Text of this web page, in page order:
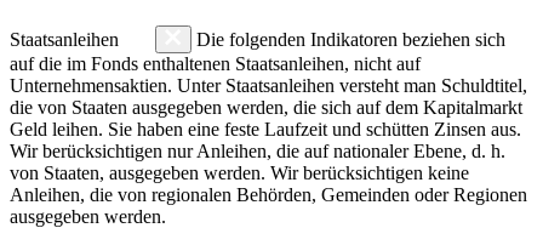
Staatsanleihen
Die folgenden Indikatoren beziehen sich
auf die im Fonds enthaltenen Staatsanleihen, nicht auf
Unternehmensaktien. Unter Staatsanleihen versteht man Schuldtitel,
die von Staaten ausgegeben werden, die sich auf dem Kapitalmarkt
Geld leihen. Sie haben eine feste Laufzeit und schütten Zinsen aus.
Wir berücksichtigen nur Anleihen, die auf nationaler Ebene, d. h.
von Staaten, ausgegeben werden. Wir berücksichtigen keine
Anleihen, die von regionalen Behörden, Gemeinden oder Regionen
ausgegeben werden.